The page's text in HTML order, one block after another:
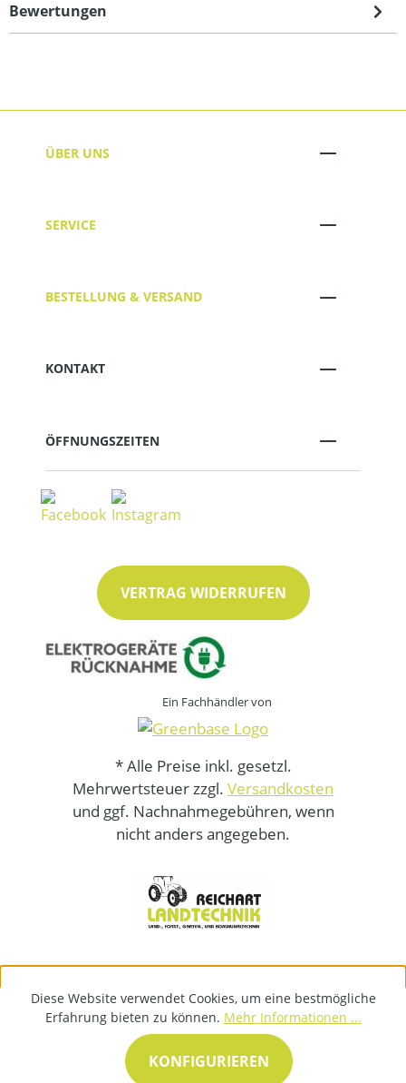
Bewertungen
ÜBER UNS
SERVICE
BESTELLUNG & VERSAND
KONTAKT
ÖFFNUNGSZEITEN
VERTRAG WIDERRUFEN
Ein Fachhändler von
* Alle Preise inkl. gesetzl.
Mehrwertsteuer zzgl. Versandkosten
und ggf. Nachnahmegebühren, wenn
nicht anders angegeben.
Diese Website verwendet Cookies, um eine bestmögliche
Erfahrung bieten zu können. Mehr Informationen ...
KONFIGURIEREN